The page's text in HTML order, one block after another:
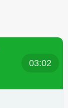
03:02